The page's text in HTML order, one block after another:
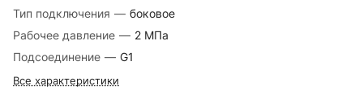
Тип подключения — боковое
Рабочее давление — 2 МПа
Подсоединение — G1
Все характеристики